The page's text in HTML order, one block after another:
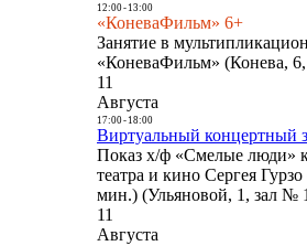
12:00- 13:00
«КоневаФильм» 6+
Занятие в
«КоневаФильм» (Конева,
11
Августа
17:00- 18:00
Виртуальный концертный
Показ х/ф «Смелые люди»
театра и кино Сергея
мин.) (Ульяновой, 1, зал №
11
Августа